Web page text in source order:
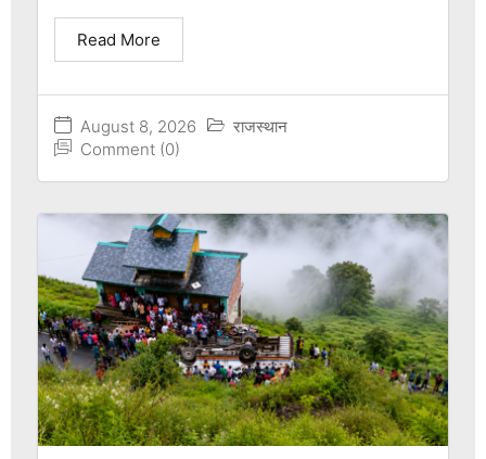
August 8, 2026
राजस्थान
Comment (0)
Read More